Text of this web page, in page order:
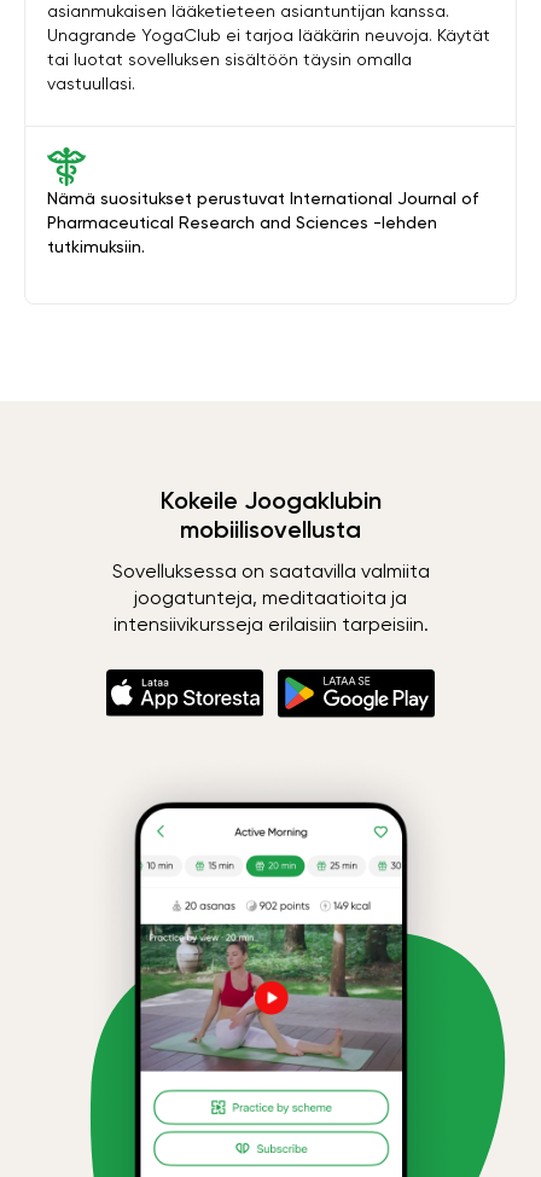
Nämä suositukset perustuvat International Journal of
Pharmaceutical Research and Sciences -lehden
tutkimuksiin.
asianmukaisen lääketieteen asiantuntijan kanssa.
Unagrande YogaClub ei tarjoa lääkärin neuvoja. Käytät
tai luotat sovelluksen sisältöön täysin omalla
vastuullasi.
Kokeile Joogaklubin
mobiilisovellusta
Sovelluksessa on saatavilla valmiita
joogatunteja, meditaatioita ja
intensiivikursseja erilaisiin tarpeisiin.